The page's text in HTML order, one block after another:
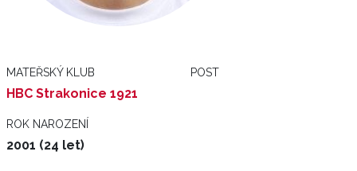
MATEŘSKÝ KLUB
HBC Strakonice 1921
POST
ROK NAROZENÍ
2001 (24 let)